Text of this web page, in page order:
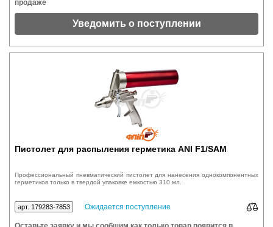
продаже
Уведомить о поступлении
Пистолет для распыления герметика ANI F1/SAM
​Профессиональный пневматический пистолет для нанесения однокомпонентных
герметиков только в твердой упаковке емкостью 310 мл.
арт. 179283-7853 Ожидается поступление